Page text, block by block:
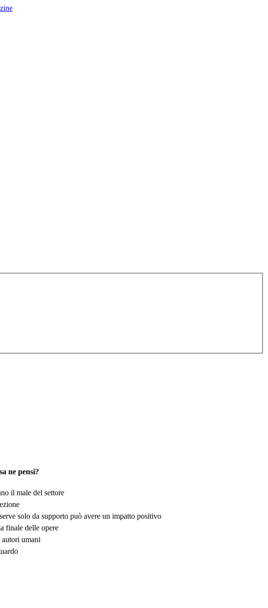
ne pensi?
il male del settore
solo da supporto può avere un impatto positivo
finale delle opere
umani